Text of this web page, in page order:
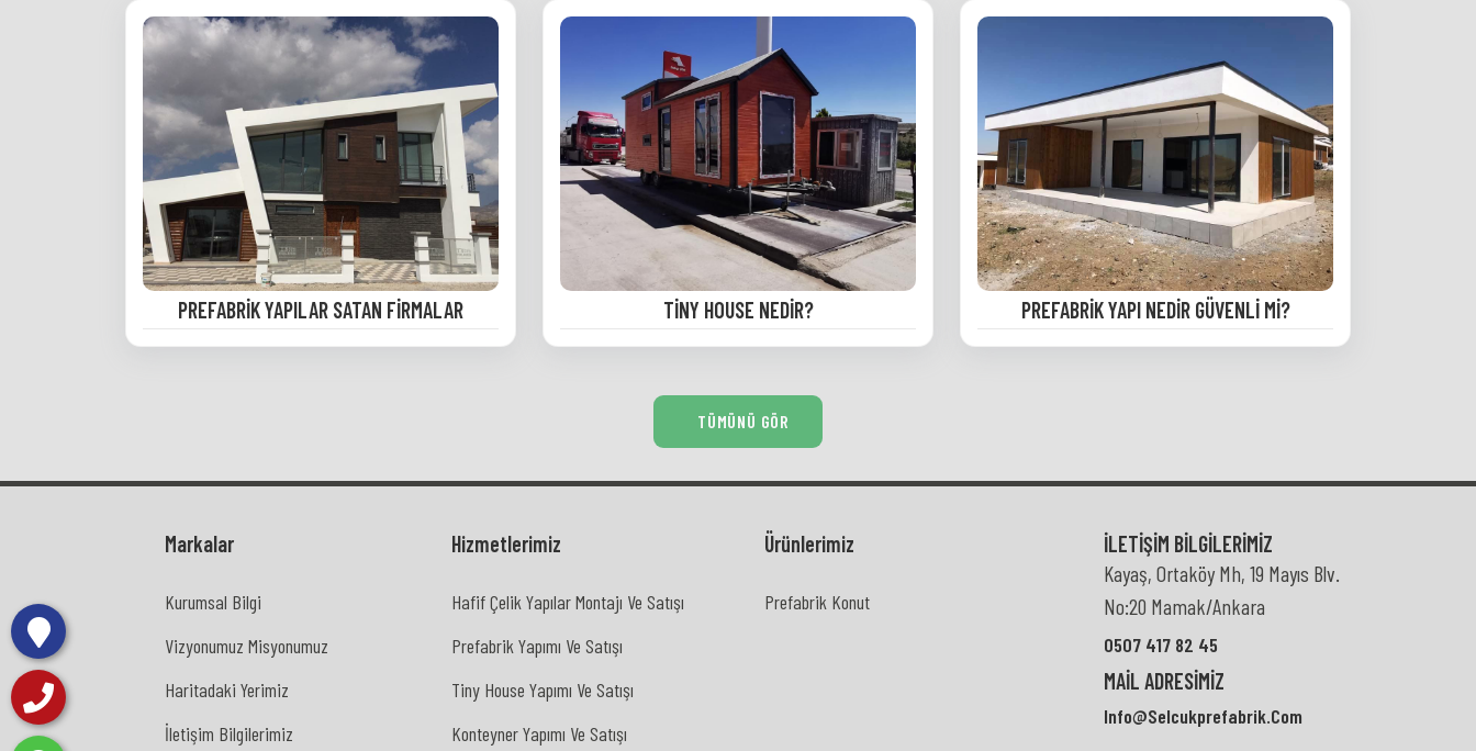
PREFABRIK YAPILAR SATAN FIRMALAR TINY HOUSE NEDIR? PREFABRIK YAPI NEDIR GÜVENLI MI?
TÜMÜNÜ GÖR
Markalar
Kurumsal Bilgi
Vizyonumuz Misyonumuz
Haritadaki Yerimiz
İletişim Bilgilerimiz
Hizmetlerimiz
Hafif Çelik Yapılar Montajı Ve Satışı
Prefabrik Yapımı Ve Satışı
Tiny House Yapımı Ve Satışı
Konteyner Yapımı Ve Satışı
Ürünlerimiz
Prefabrik Konut
İLETIŞIM BILGILERIMIZ
Kayaş, Ortaköy Mh, 19 Mayıs Blv.
No:20 Mamak/Ankara
0507 417 82 45
MAIL ADRESIMIZ
Info@selcukprefabrik.com